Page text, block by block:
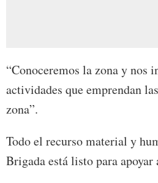
“Conoceremos la zona y nos
actividades que emprendan
zona”.
Todo el recurso material y
Brigada está listo para apoyar